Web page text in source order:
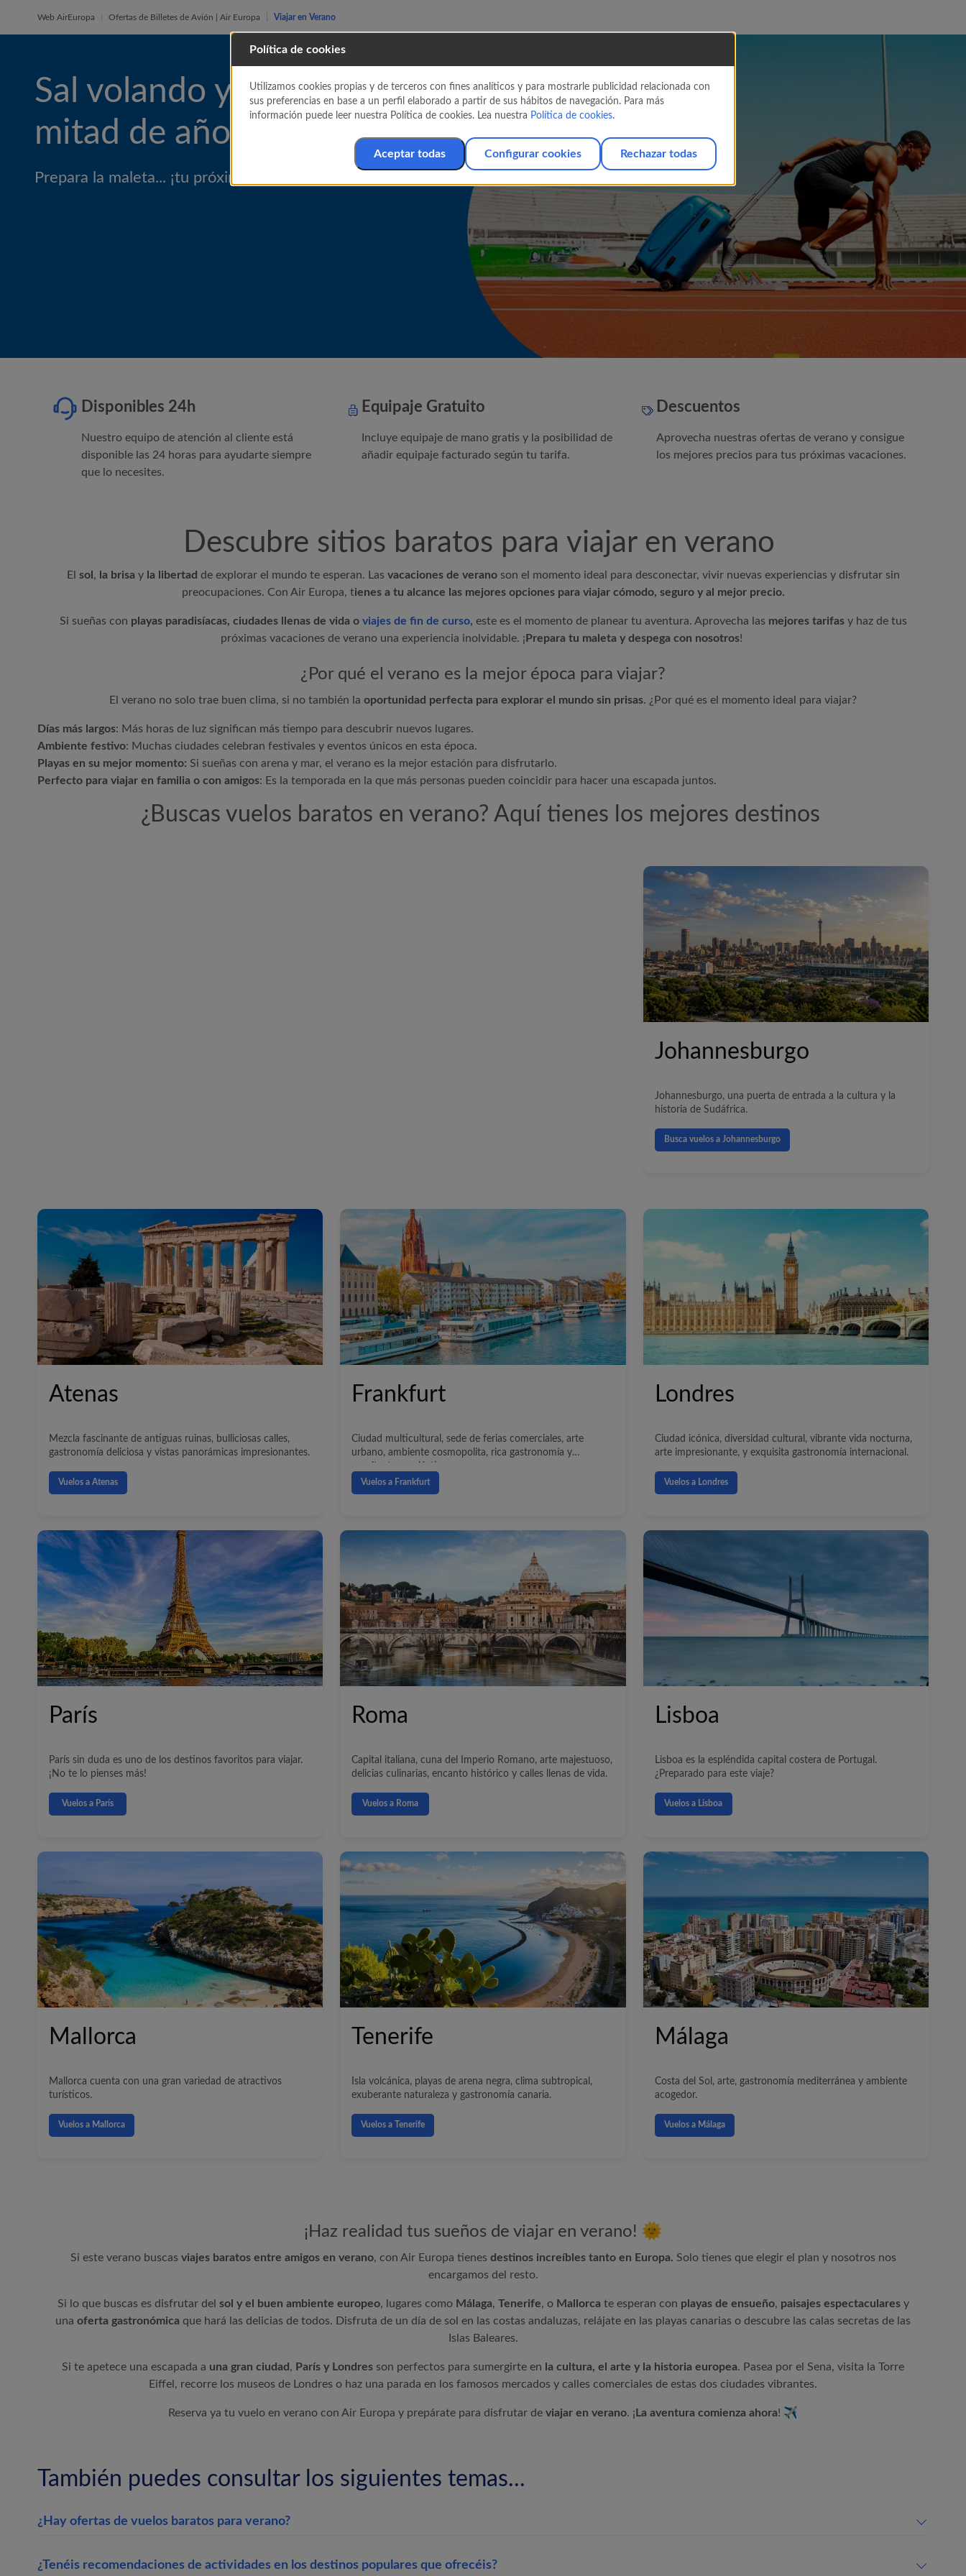
Web AirEuropa Ofertas de Billetes de Avión | Air Europa Viajar en Verano
Sal volando y tómate un respiro a
mitad de año
Prepara la maleta... ¡tu próxima aventura con nosotros no espera!
Más ventajas para tus ofertas de verano
Disponibles 24h
Nuestro equipo de atención al cliente está
disponible las 24 horas para ayudarte siempre
que lo necesites.
Equipaje Gratuito
Incluye equipaje de mano gratis y la posibilidad de
añadir equipaje facturado según tu tarifa.
Descuentos
Aprovecha nuestras ofertas de verano y consigue
los mejores precios para tus próximas vacaciones.
Descubre sitios baratos para viajar en verano
El sol , la brisa yla libertad de explorar el mundo te esperan. Las vacaciones de verano son el momento ideal para desconectar, vivir nuevas experiencias y disfrutar sin
preocupaciones. Con Air Europa, tienes a tu alcance las mejores opciones para viajar cómodo, seguro y al mejor precio.
Si sueñas con playas paradisíacas, ciudades llenas de vida o viajes de fin de curso, este es el momento de planear tu aventura. Aprovecha las mejores tarifas y haz de tus
próximas vacaciones de verano una experiencia inolvidable. ¡ Prepara tu maleta y despega con nosotros!
¿Por qué el verano es la mejor época para viajar?
El verano no solo trae buen clima, si no también la oportunidad perfecta para explorar el mundo sin prisas. ¿Por qué es el momento ideal para viajar?
Días más largos: Más horas de luz significan más tiempo para descubrir nuevos lugares.
Ambiente festivo: Muchas ciudades celebran festivales y eventos únicos en esta época.
Playas en su mejor momento: Si sueñas con arena y mar, el verano es la mejor estación para disfrutarlo.
Perfecto para viajar en familia o con amigos: Es la temporada en la que más personas pueden coincidir para hacer una escapada juntos.
¿Buscas vuelos baratos en verano? Aquí tienes los mejores destinos
Johannesburgo
Johannesburgo, una puerta de entrada a la cultura y la
historia de Sudáfrica.
Busca vuelos a Johannesburgo
Atenas
Mezcla fascinante de antiguas ruinas, bulliciosas calles,
gastronomía deliciosa y vistas panorámicas impresionantes.
Vuelos a Atenas
París
París sin duda es uno de los destinos favoritos para viajar.
¡No te lo pienses más!
Vuelos a París
Mallorca
Mallorca cuenta con una gran variedad de atractivos
turísticos.
Vuelos a Mallorca
Frankfurt
Ciudad multicultural, sede de ferias comerciales, arte
urbano, ambiente cosmopolita, rica gastronomía y
Vuelos a Frankfurt
Roma
Capital italiana, cuna del Imperio Romano, arte majestuoso,
delicias culinarias, encanto histórico y calles llenas de vida.
Vuelos a Roma
Tenerife
Isla volcánica, playas de arena negra, clima subtropical,
exuberante naturaleza y gastronomía canaria.
Vuelos a Tenerife
Londres
Ciudad icónica, diversidad cultural, vibrante vida nocturna,
arte impresionante, y exquisita gastronomía internacional.
Vuelos a Londres
Lisboa
Lisboa es la espléndida capital costera de Portugal.
¿Preparado para este viaje?
Vuelos a Lisboa
Málaga
Costa del Sol, arte, gastronomía mediterránea y ambiente
acogedor.
Vuelos a Málaga
¡Haz realidad tus sueños de viajar en verano! 🌞
Si este verano buscas viajes baratos entre amigos en verano, con Air Europa tienes destinos increíbles tanto en Europa. Solo tienes que elegir el plan y nosotros nos
encargamos del resto.
Si lo que buscas es disfrutar del sol y el buen ambiente europeo, lugares como Málaga, Tenerife, o Mallorca te esperan con playas de ensueño, paisajes espectacularesy
una oferta gastronómica que hará las delicias de todos. Disfruta de un día de sol en las costas andaluzas, relájate en las playas canarias o descubre las calas secretas de las
Islas Baleares.
Si te apetece una escapada a una gran ciudad , París y Londres son perfectos para sumergirte en la cultura, el arte y la historia europea. Pasea por el Sena, visita la Torre
Eiffel, recorre los museos de Londres o haz una parada en los famosos mercados y calles comerciales de estas dos ciudades vibrantes.
Reserva ya tu vuelo en verano con Air Europa y prepárate para disfrutar de viajar en verano. ¡ La aventura comienza ahora! ✈️
También puedes consultar los siguientes temas...
¿Hay ofertas de vuelos baratos para verano?
¿Tenéis recomendaciones de actividades en los destinos populares que ofrecéis?
Política de cookies
Utilizamos cookies propias y de terceros con fines analíticos y para mostrarle publicidad relacionada con
sus preferencias en base a un perfil elaborado a partir de sus hábitos de navegación. Para más
información puede leer nuestra Política de cookies. Lea nuestra Política de cookies.
Aceptar todas Rechazar todas
Configurar cookies